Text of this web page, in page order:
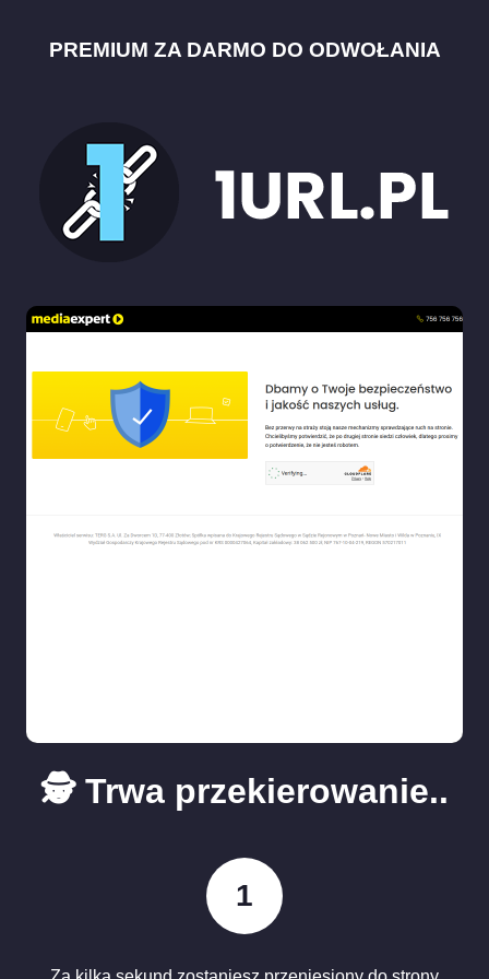
PREMIUM ZA DARMO DO ODWOŁANIA
🕵️ Trwa przekierowanie..
1